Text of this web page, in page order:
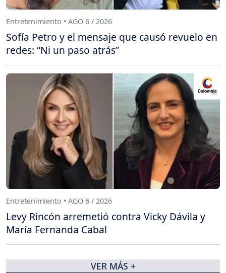
Entretenimiento • AGO 6 / 2026
Sofía Petro y el mensaje que causó revuelo en
redes: “Ni un paso atrás”
Entretenimiento • AGO 6 / 2026
Levy Rincón arremetió contra Vicky Dávila y
María Fernanda Cabal
VER MÁS +